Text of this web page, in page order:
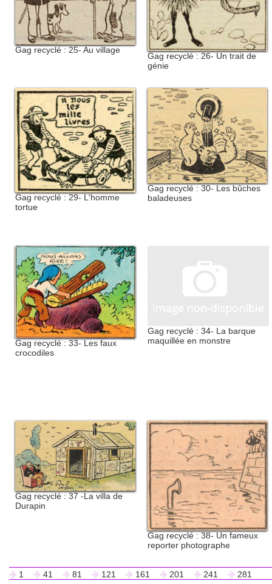
Gag recyclé : 25- Au village
Gag recyclé : 26- Un trait de
génie
Gag recyclé : 29- L'homme
tortue
Gag recyclé : 30- Les bûches
baladeuses
Gag recyclé : 33- Les faux
crocodiles
Gag recyclé : 34- La barque
maquillée en monstre
Gag recyclé : 37 -La villa de
Durapin
Gag recyclé : 38- Un fameux
reporter photographe
1 41 81 121 161 201 241 281